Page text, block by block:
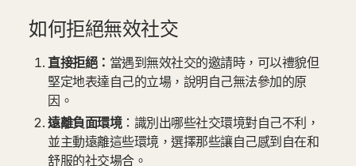
如何拒絕無效社交
直接拒絕： 當遇到無效社交的邀請時，可以禮貌但
堅定地表達自己的立場，說明自己無法參加的原
因。
遠離負面環境：識別出哪些社交環境對自己不利，
並主動遠離這些環境，選擇那些讓自己感到自在和
舒服的社交場合。